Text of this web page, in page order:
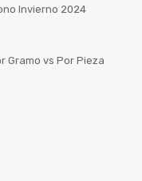
Invierno 2024
Gramo vs Por Pieza